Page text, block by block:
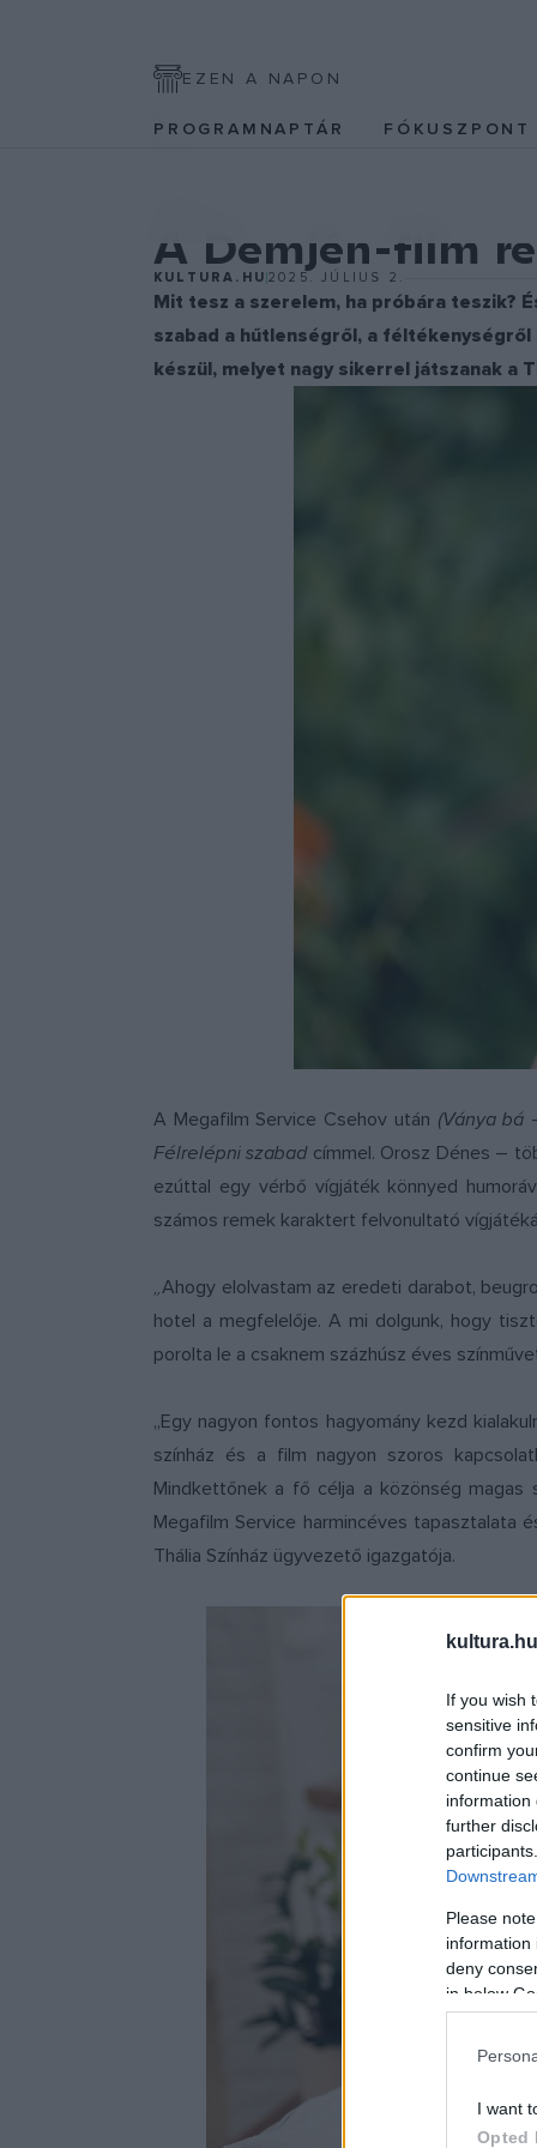
If you wish
sensitive
confirm
continue
information
further
Please
information
deny
in below
I want
Opted
EZEN A NAPON
PROGRAMNAPTÁR FÓKUSZPONT
A Demjén-film
KULTURA.HU 2025. JÚLIUS 2.
Mit tesz a szerelem, ha próbára teszik?
szabad a hűtlenségről, a
készül, melyet nagy sikerrel játszanak a
A Megafilm Service Csehov után (Ványa bá
Félrelépni szabadcímmel. Orosz Dénes –
ezúttal egy vérbő vígjáték könnyed
számos remek karaktert felvonultató
„Ahogy elolvastam az eredeti darabot,
hotel a megfelelője. A mi dolgunk, hogy
porolta le a csaknem százhúsz éves
„Egy nagyon fontos hagyomány kezd
színház és a film nagyon szoros
Mindkettőnek a fő célja a közönség magas
Megafilm Service harmincéves tapasztalata
Thália Színház ügyvezető igazgatója.